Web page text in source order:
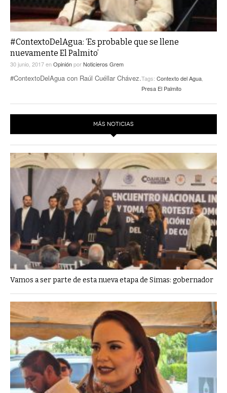
#ContextoDelAgua: ‘Es probable que se llene
nuevamente El Palmito’
30 junio, 2017enOpiniónporNoticieros Grem
#ContextoDelAgua con Raúl Cuéllar Chávez.Tags: Contexto del Agua
Presa El Palmito
MÁS NOTICIAS
Vamos a ser parte de esta nueva etapa de Simas: gobernador